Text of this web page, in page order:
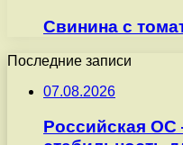
Свинина с
Последние записи
07.08.2026
Российская ОС